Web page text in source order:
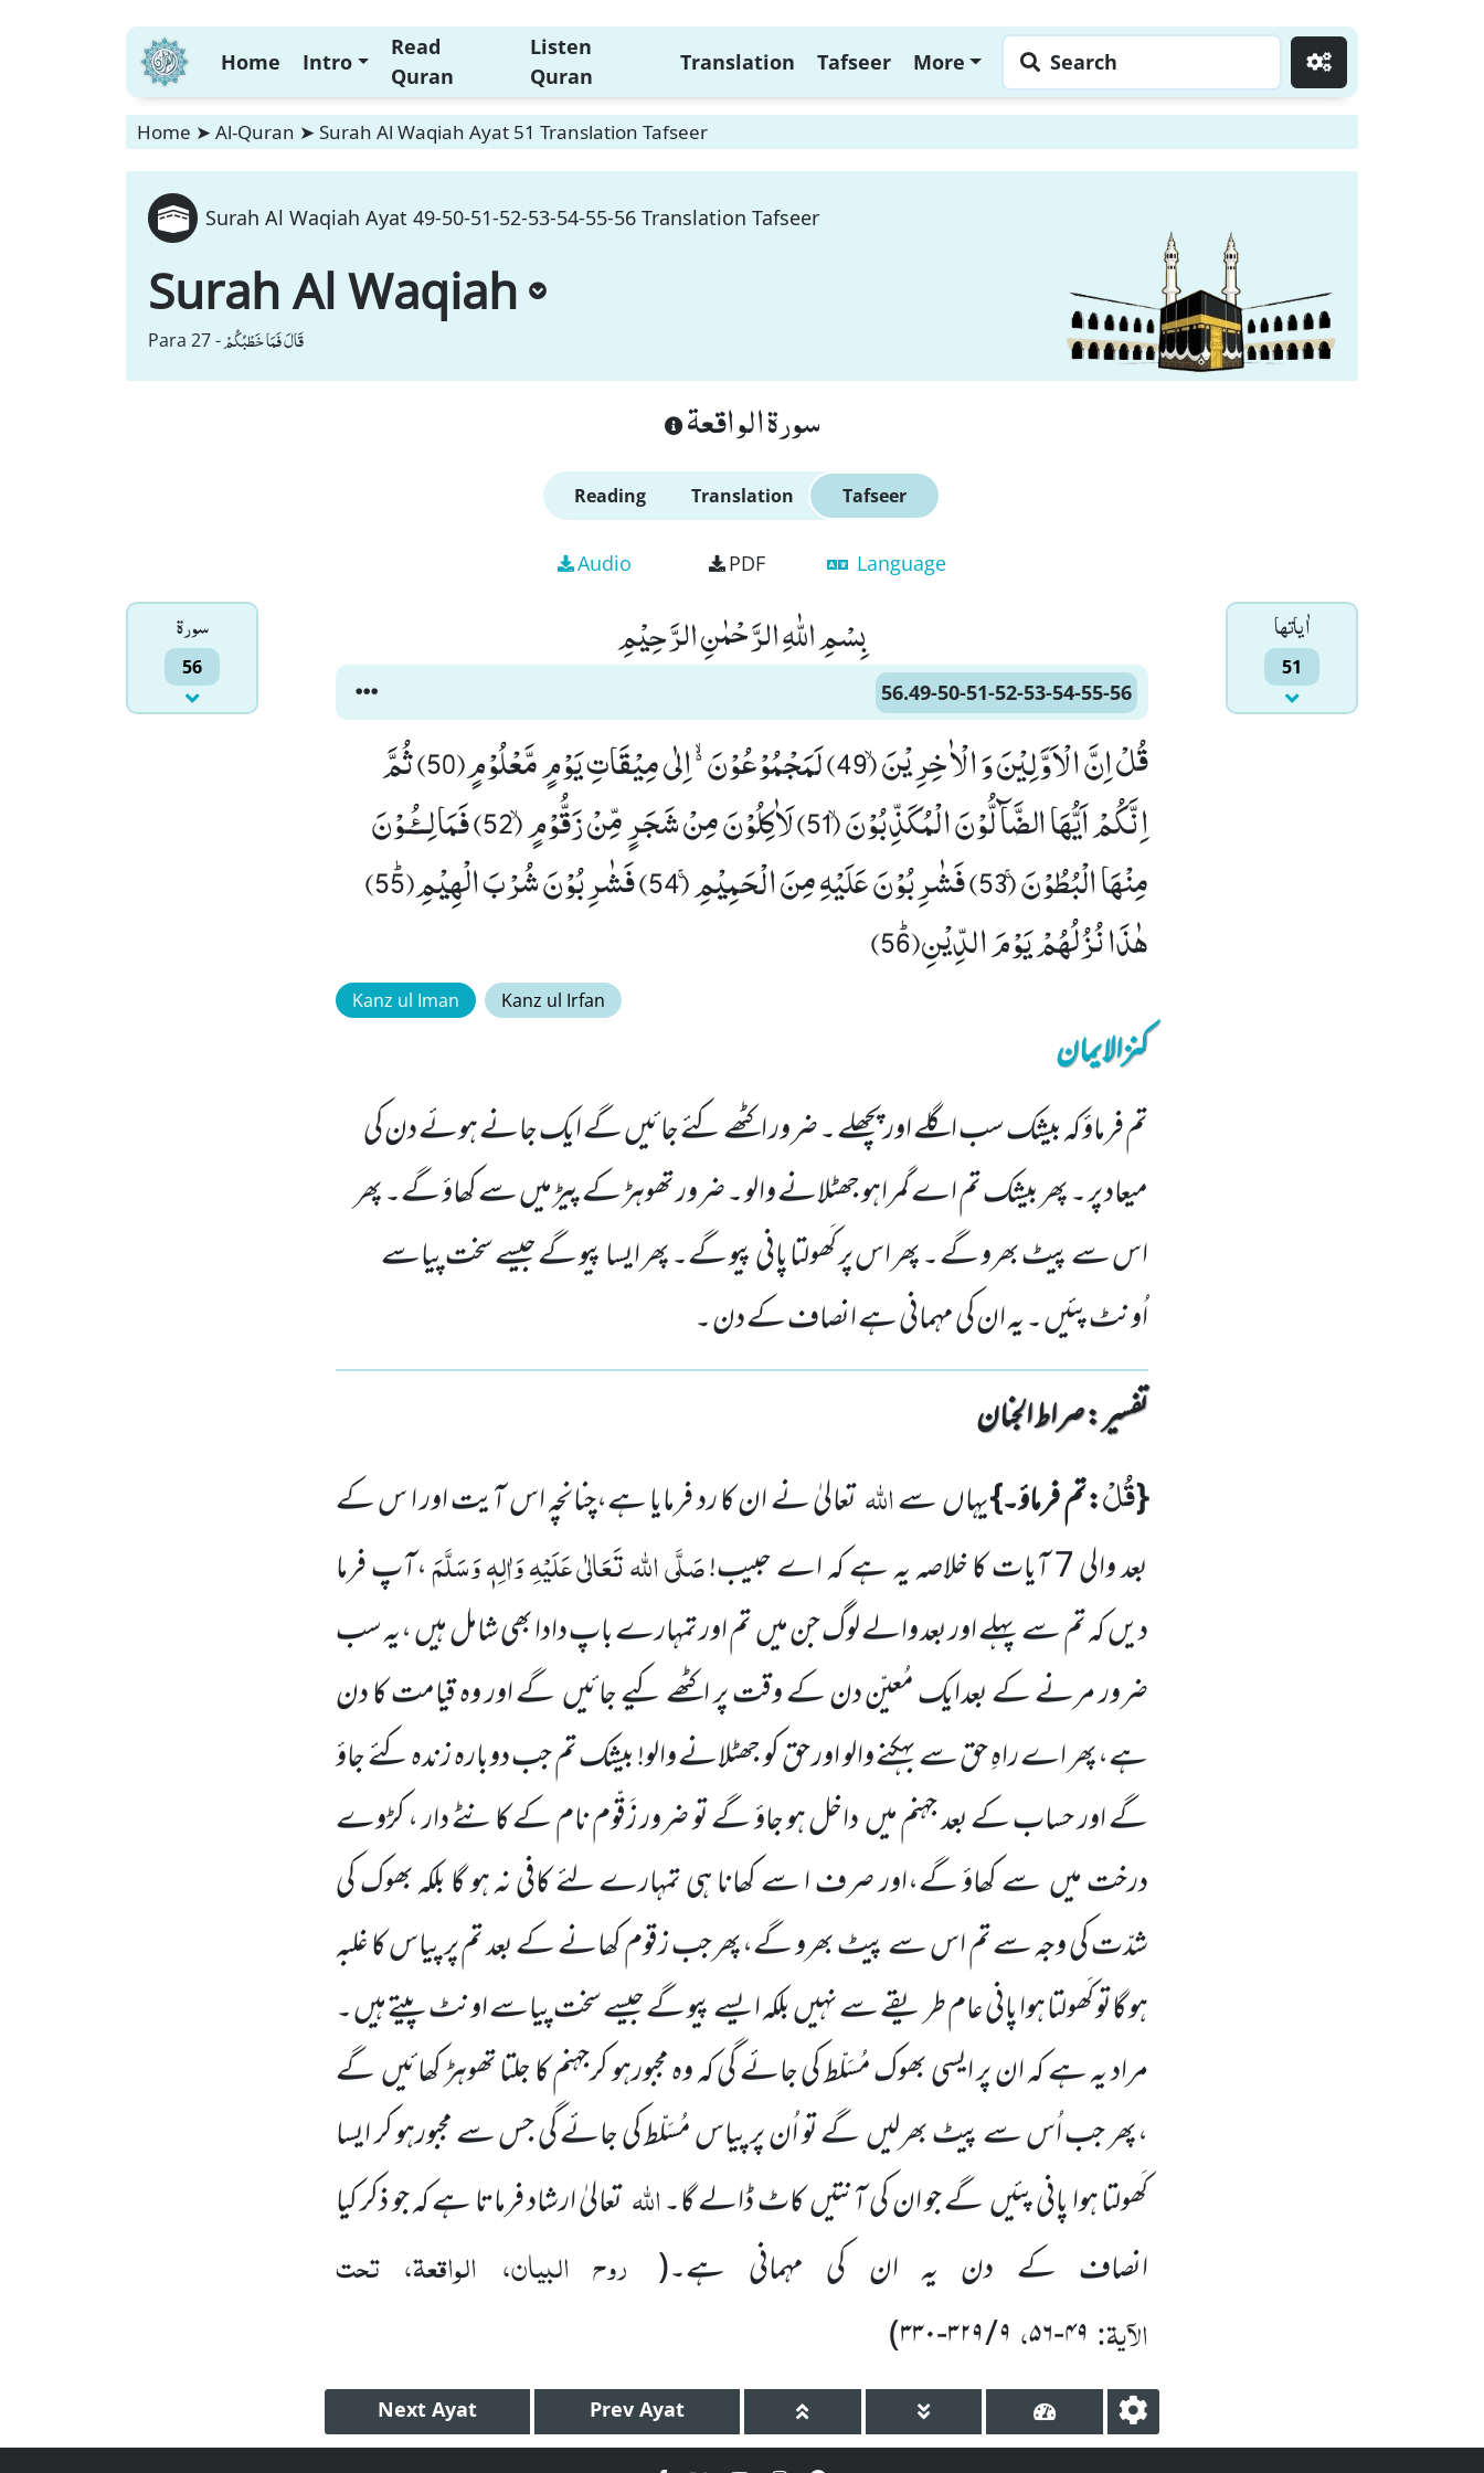
Home Intro
Read
Quran
Listen
Quran
Translation Tafseer More Search
Home ➤ Al-Quran ➤ Surah Al Waqiah Ayat 51 Translation Tafseer
Surah Al Waqiah Ayat 49-50-51-52-53-54-55-56 Translation Tafseer
Surah Al Waqiah
Para 27 -قَالَ فَمَا خَطْبُكُمْ
سورة الواقعة
Reading Translation Tafseer
Audio PDF Language
سورۃ
56
اٰياتها
51
بِسْمِ اللّٰهِ الرَّحْمٰنِ الرَّحِیْمِ
56.49-50-51-52-53-54-55-56
قُلْ اِنَّ الْاَوَّلِیْنَ وَ الْاٰخِرِیْنَۙ (49) لَمَجْمُوْعُوْنَ ﳔ اِلٰى مِیْقَاتِ یَوْمٍ مَّعْلُوْمٍ(50) ثُمَّ
اِنَّكُمْ اَیُّهَا الضَّآلُّوْنَ الْمُكَذِّبُوْنَۙ (51) لَاٰكِلُوْنَ مِنْ شَجَرٍ مِّنْ زَقُّوْمٍۙ (52) فَمَالِــٴُـوْنَ
مِنْهَا الْبُطُوْنَۚ (53) فَشٰرِبُوْنَ عَلَیْهِ مِنَ الْحَمِیْمِۚ (54) فَشٰرِبُوْنَ شُرْبَ الْهِیْمِﭤ(55)
هٰذَا نُزُلُهُمْ یَوْمَ الدِّیْنِﭤ(56)
Kanz ul Iman Kanz ul Irfan
کنزالایمان
تم فرماؤ کہ بیشک سب اگلے اور پچھلے ۔ ضرور اکٹھے کئے جائیں گے ایک جانے ہوئے دن کی
میعاد پر ۔ پھر بیشک تم اے گمراہو جھٹلانے والو ۔ ضرور تھوہڑ کے پیڑ میں سے کھاؤ گے۔ پھر
اس سے پیٹ بھرو گے ۔ پھر اس پر کَھولتا پانی پیو گے۔ پھر ایسا پیو گے جیسے سخت پیاسے
اُونٹ پئیں ۔ یہ ان کی مہمانی ہے انصاف کے دن ۔
تفسیر : ‎صراط الجنان
{قُلْ:تم فرماؤ۔}یہاں سےاللہتعالیٰ نے ان کا رد فرمایا ہے،چنانچہ اس آیت اور ا س کے
بعد والی7آیات کا خلاصہ یہ ہے کہ اے حبیب!صَلَّی اللہ تَعَالٰی عَلَیْہِ وَاٰلِہٖ وَسَلَّمَ،آپ فرما
دیں کہ تم سے پہلے اور بعد والے لوگ جن میں تم اور تمہارے باپ دادا بھی شامل ہیں ،یہ سب
ضرور مرنے کے بعدایک مُعیّن دن کے وقت پر اکٹھے کیے جائیں گے اور وہ قیامت کا دن
ہے،پھر اے راہِ حق سے بہکنے والو اور حق کو جھٹلانے والو! بیشک تم جب دوبارہ زندہ کئے جاؤ
گے اور حساب کے بعد جہنم میں داخل ہو جاؤ گے تو ضرور زَقّوم نام کے کانٹے دار ، کڑوے
درخت میں سے کھاؤ گے،اور صرف ا سے کھانا ہی تمہارے لئے کافی نہ ہو گا بلکہ بھوک کی
شدّت کی وجہ سے تم اس سے پیٹ بھرو گے،پھر جب زقوم کھانے کے بعد تم پر پیاس کا غلبہ
ہو گاتو کَھولتا ہوا پانی عام طریقے سے نہیں بلکہ ایسے پیو گے جیسے سخت پیاسے اونٹ پیتے ہیں ۔
مراد یہ ہے کہ ان پر ایسی بھوک مُسَلّط کی جائے گی کہ وہ مجبورہو کرجہنم کا جلتا تھوہڑ کھائیں گے
،پھر جب اُس سے پیٹ بھرلیں گے تو اُن پر پیاس مُسَلّط کی جائے گی جس سے مجبورہو کر ایسا
کَھولتا ہوا پانی پئیں گے جو ان کی آنتیں کاٹ ڈالے گا۔اللہتعالیٰ ارشاد فرماتا ہے کہ جو ذکر کیا
انصاف کے دن یہ ان کی مہمانی ہے۔( روح البیان، الواقعۃ، تحت
الآیۃ: ۴۹-۵۶، ۹/۳۲۹-۳۳۰)
Next Ayat Prev Ayat